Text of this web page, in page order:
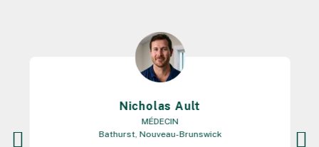
Nicholas Ault
MÉDECIN
Bathurst, Nouveau-Brunswick